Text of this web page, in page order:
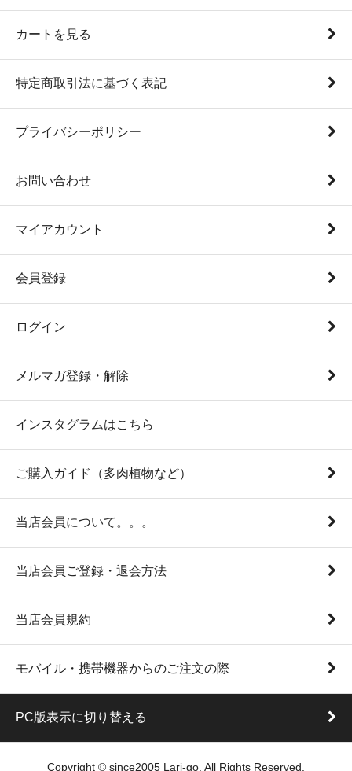
カートを見る
特定商取引法に基づく表記
プライバシーポリシー
お問い合わせ
マイアカウント
会員登録
ログイン
メルマガ登録・解除
インスタグラムはこちら
ご購入ガイド（多肉植物など）
当店会員について。。。
当店会員ご登録・退会方法
当店会員規約
モバイル・携帯機器からのご注文の際
PC版表示に切り替える
Copyright © since2005 Lari-go. All Rights Reserved.